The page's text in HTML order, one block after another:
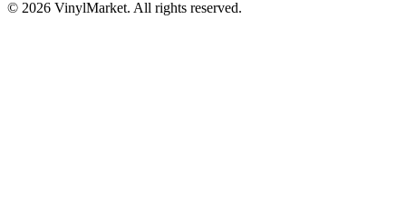
© 2026 VinylMarket. All rights reserved.